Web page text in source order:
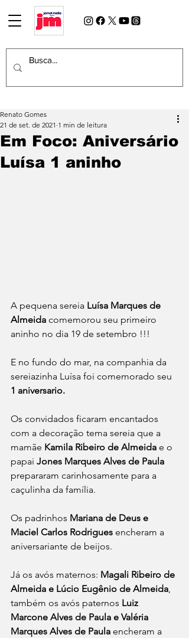
Em Foco: Aniversário
Luísa 1 aninho
Renato Gomes
21 de set. de 2021 1 min de leitura
A pequena sereia Luísa Marques de
Almeida comemorou seu primeiro
aninho no dia 19 de setembro !!!
E no fundo do mar, na companhia da
sereiazinha Luísa foi comemorado seu
1 aniversario.
Os convidados ficaram encantados
com a decoração tema sereia que a
mamãe Kamila Ribeiro de Almeida e o
papai Jones Marques Alves de Paula
prepararam carinhosamente para a
caçulinha da família.
Os padrinhos Mariana de Deus e
Maciel Carlos Rodrigues encheram a
aniversariante de beijos.
Já os avós maternos: Magali Ribeiro de
Almeida e Lúcio Eugênio de Almeida,
também os avós paternos Luiz
Marcone Alves de Paula e Valéria
Marques Alves de Paula encheram a